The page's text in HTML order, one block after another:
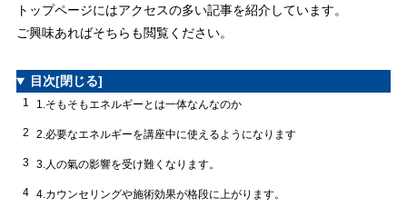
トップページにはアクセスの多い記事を紹介しています。
ご興味あればそちらも閲覧ください。
目次[閉じる]
1 1.そもそもエネルギーとは一体なんなのか
2 2.必要なエネルギーを講座中に使えるようになります
3 3.人の氣の影響を受け難くなります。
4 4.カウンセリングや施術効果が格段に上がります。